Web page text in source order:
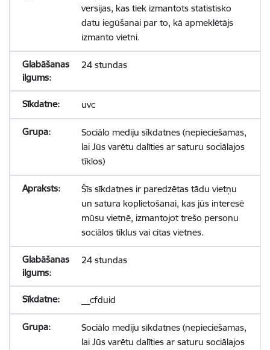
versijas, kas tiek izmantots statistisko
datu iegūšanai par to, kā apmeklētājs
izmanto vietni.
24 stundas
uvc
Sociālo mediju sīkdatnes (nepieciešamas,
lai Jūs varētu dalīties ar saturu sociālajos
tīklos)
Šīs sīkdatnes ir paredzētas tādu vietņu
un satura koplietošanai, kas jūs interesē
mūsu vietnē, izmantojot trešo personu
sociālos tīklus vai citas vietnes.
24 stundas
__cfduid
Sociālo mediju sīkdatnes (nepieciešamas,
lai Jūs varētu dalīties ar saturu sociālajos